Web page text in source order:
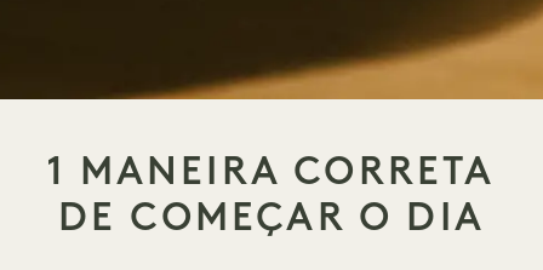
1 MANEIRA CORRETA
DE COMEÇAR O DIA